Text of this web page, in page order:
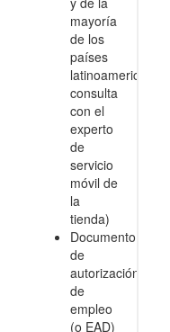
mayoría
de los
países
latinoamericanos,
consulta
con el
experto
de
servicio
móvil de
la
tienda)
Documento
de
autorización
de
empleo
(o EAD)